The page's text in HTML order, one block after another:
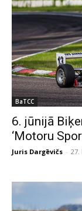
BaTCC
6. jūnijā
‘Motoru
Juris Dargēvičs - 27.